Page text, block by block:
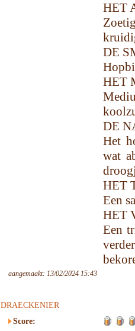
HET
DE
HET
DE
Het
wat
HET
Een
HET
Een
aangemaakt: 13/02/2024 15:43
DRAECKENIER
Score: